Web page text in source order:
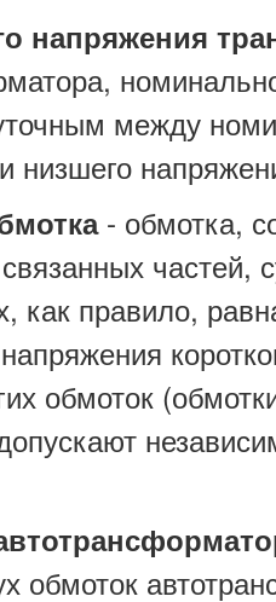
напряжения
между
низшего
- обмотка,
как правило,
обмоток
обмоток